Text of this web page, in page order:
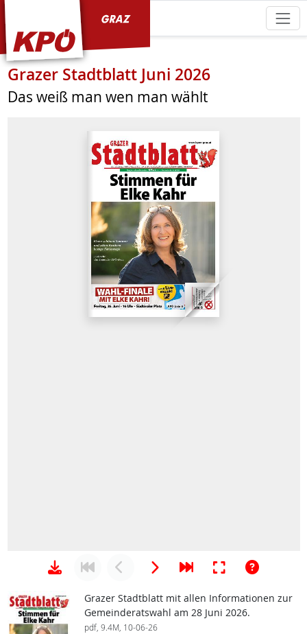
Grazer Stadtblatt Juni 2026
Das weiß man wen man wählt
Grazer Stadtblatt mit allen Informationen zur
Gemeinderatswahl am 28 Juni 2026.
pdf, 9.4M, 10-06-26